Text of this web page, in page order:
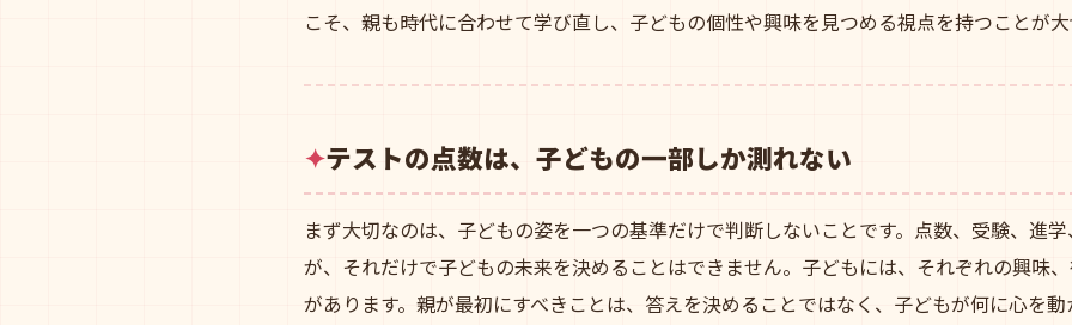
こそ、親も時代に合わせて学び直し、子どもの個性や興味を見つめる視点を持つことが
テストの点数は、子どもの一部しか測れない
まず大切なのは、子どもの姿を一つの基準だけで判断しないことです。点数、受験、進
が、それだけで子どもの未来を決めることはできません。子どもには、それぞれの興味
があります。親が最初にすべきことは、答えを決めることではなく、子どもが何に心を